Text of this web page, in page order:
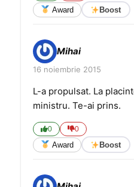
Award Boost
Mihai
16 noiembrie 2015
L-a propulsat. La
ministru. Te-ai prins.
0 0
Award Boost